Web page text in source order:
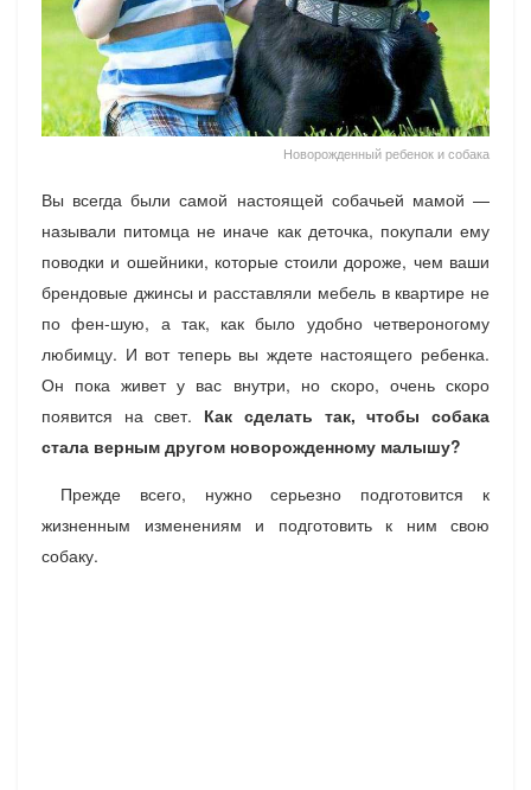
Новорожденный ребенок и собака
Вы всегда были самой настоящей собачьей мамой —
называли питомца не иначе как деточка, покупали ему
поводки и ошейники, которые стоили дороже, чем ваши
брендовые джинсы и расставляли мебель в квартире не
по фен-шую, а так, как было удобно четвероногому
любимцу. И вот теперь вы ждете настоящего ребенка.
Он пока живет у вас внутри, но скоро, очень скоро
появится на свет. Как сделать так, чтобы собака
стала верным другом новорожденному малышу?
Прежде всего, нужно серьезно подготовится к
жизненным изменениям и подготовить к ним свою
собаку.